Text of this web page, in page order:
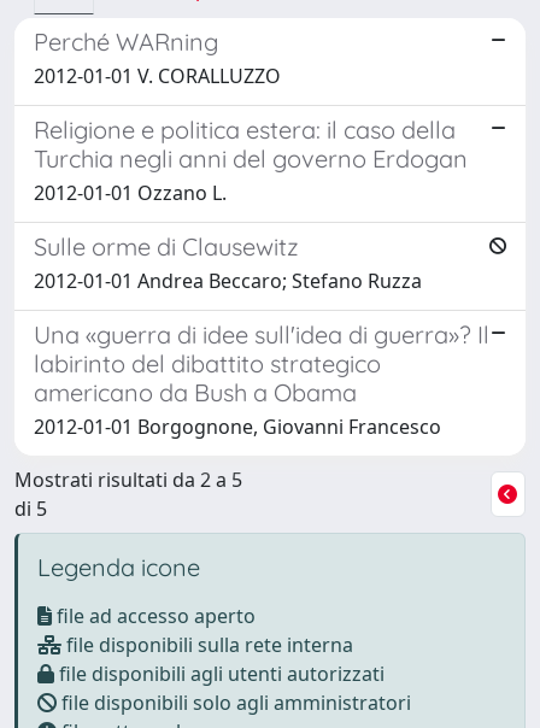
Perché WARning
2012-01-01 V. CORALLUZZO
Religione e politica estera: il caso della
Turchia negli anni del governo Erdogan
2012-01-01 Ozzano L.
Sulle orme di Clausewitz
2012-01-01 Andrea Beccaro; Stefano Ruzza
Una «guerra di idee sull'idea di guerra»? Il
labirinto del dibattito strategico
americano da Bush a Obama
2012-01-01 Borgognone, Giovanni Francesco
Mostrati risultati da 2 a 5
di 5
Legenda icone
file ad accesso aperto
file disponibili sulla rete interna
file disponibili agli utenti autorizzati
file disponibili solo agli amministratori